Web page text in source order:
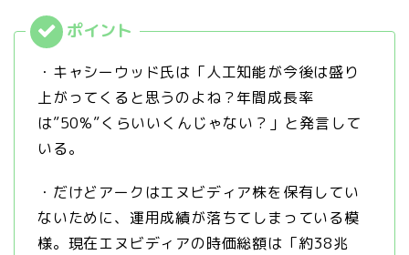
・キャシーウッド氏は「人工知能が今後は盛り
上がってくると思うのよね？年間成長率
は”50%”くらいいくんじゃない？」と発言して
いる。
・だけどアークはエヌビディア株を保有してい
ないために、運用成績が落ちてしまっている模
様。現在エヌビディアの時価総額は「約38兆